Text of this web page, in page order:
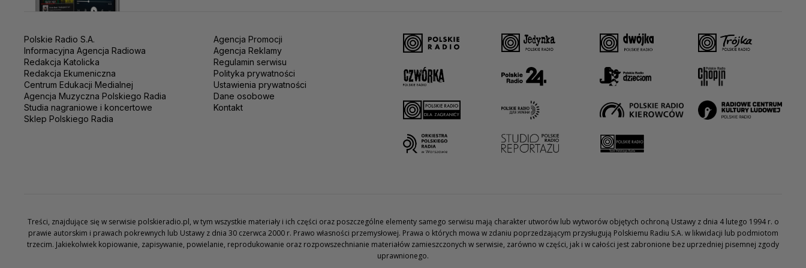
Polskie Radio S.A.
Informacyjna Agencja Radiowa
Redakcja Katolicka
Redakcja Ekumeniczna
Centrum Edukacji Medialnej
Agencja Muzyczna Polskiego Radia
Studia nagraniowe i koncertowe
Sklep Polskiego Radia
Agencja Promocji
Agencja Reklamy
Regulamin serwisu
Polityka prywatności
Ustawienia prywatności
Dane osobowe
Kontakt
Treści, znajdujące się w serwisie polskieradio.pl, w tym wszystkie materiały i ich części oraz poszczególne elementy samego serwisu mają charakter utworów lub wytworów objętych ochroną Ustawy z dnia 4 lutego 1994 r. o
prawie autorskim i prawach pokrewnych lub Ustawy z dnia 30 czerwca 2000 r. Prawo własności przemysłowej. Prawa o których mowa w zdaniu poprzedzającym przysługują Polskiemu Radiu S.A. w likwidacji lub podmiotom
trzecim. Jakiekolwiek kopiowanie, zapisywanie, powielanie, reprodukowanie oraz rozpowszechnianie materiałów zamieszczonych w serwisie, zarówno w części, jak i w całości jest zabronione bez uprzedniej pisemnej zgody
uprawnionego.